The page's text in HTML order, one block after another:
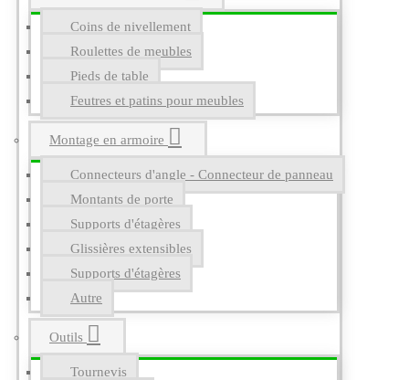
Coins de nivellement
Roulettes de meubles
Pieds de table
Feutres et patins pour meubles
Montage en armoire
Connecteurs d'angle - Connecteur de panneau
Montants de porte
Supports d'étagères
Glissières extensibles
Supports d'étagères
Autre
Outils
Tournevis